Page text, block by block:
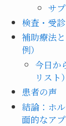
サ
検査・受
補助療法
例）
今日か
リスト）
患者の声
結論：ホ
面的なア